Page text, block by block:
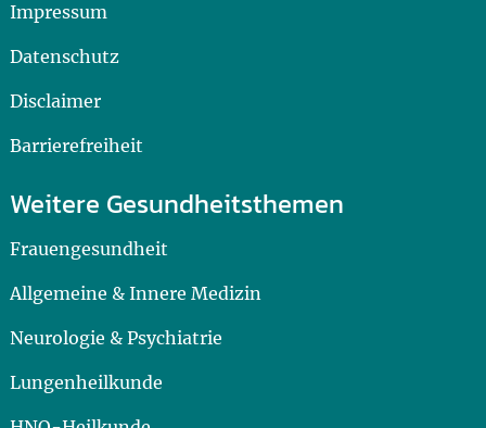
Impressum
Datenschutz
Disclaimer
Barrierefreiheit
Weitere Gesundheitsthemen
Frauengesundheit
Allgemeine & Innere Medizin
Neurologie & Psychiatrie
Lungenheilkunde